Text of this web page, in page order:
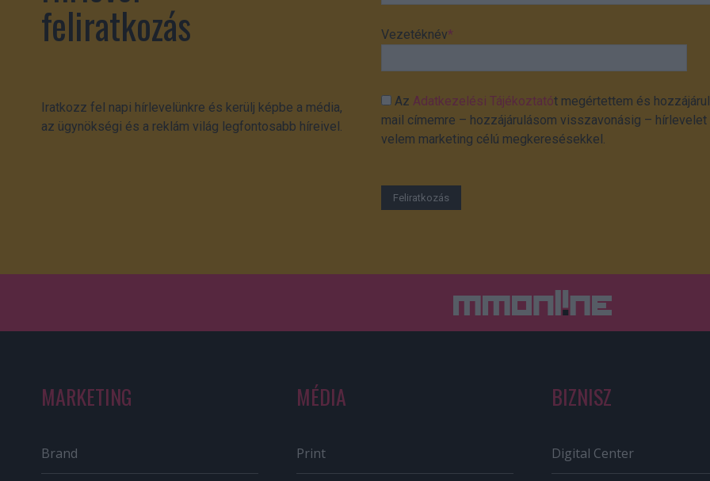
feliratkozás
Iratkozz fel napi hírlevelünkre és kerülj képbe a média,
az ügynökségi és a reklám világ legfontosabb híreivel.
Vezetéknév*
Az Adatkezelési Tájékoztatót megértettem és
mail címemre – hozzájárulásom visszavonásig –
velem marketing célú megkeresésekkel.
MARKETING
Brand
MÉDIA
Print
BIZNISZ
Digital Center